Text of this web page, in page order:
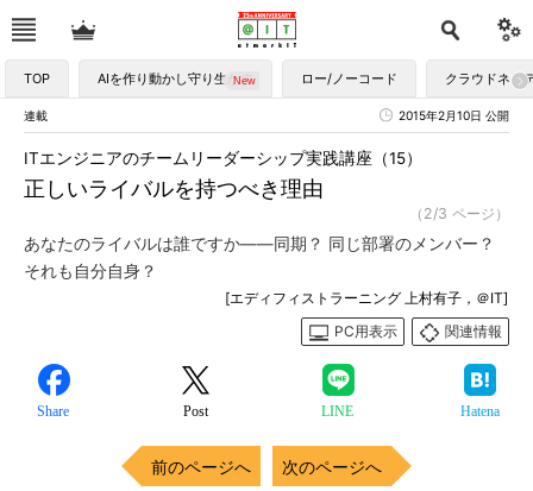
TOP AIを作り動かし守り生かす ロー/ノーコード クラウドネイ
連載 2015年2月10日 公開
正しいライバルを持つべき理由
ITエンジニアのチームリーダーシップ実践講座（15）
（2/3 ページ）
あなたのライバルは誰ですか――同期？ 同じ部署のメンバー？
それも自分自身？
[エディフィストラーニング 上村有子，＠IT]
PC用表示
関連情報
Share Post LINE Hatena
前のページへ 次のページへ